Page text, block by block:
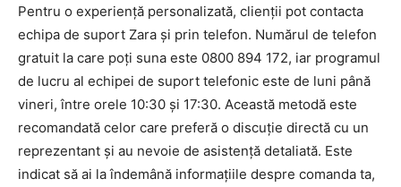
Pentru o experiență personalizată, clienții pot contacta
echipa de suport Zara și prin telefon. Numărul de telefon
gratuit la care poți suna este 0800 894 172, iar programul
de lucru al echipei de suport telefonic este de luni până
vineri, între orele 10:30 și 17:30. Această metodă este
recomandată celor care preferă o discuție directă cu un
reprezentant și au nevoie de asistență detaliată. Este
indicat să ai la îndemână informațiile despre comanda ta,